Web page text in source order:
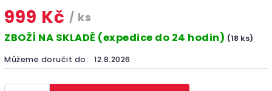
999 Kč / ks
ZBOŽÍ NA SKLADĚ (expedice do 24 hodin) (18 ks)
Můžeme doručit do: 12.8.2026